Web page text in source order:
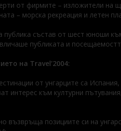
от фирмите – изложители на
– морска рекреация и летен
публика състав от шест юноши
публиката и
на Travel’2004:
от унгарците са
интерес към културни
възвръща позициите си на